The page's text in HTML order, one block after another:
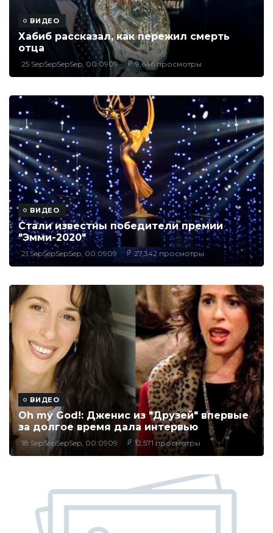
ВИДЕО
Хабиб рассказал, как пережил смерть
отца
25 SepSepSepSep, 00:0909 9,646 просмотры
ВИДЕО
Стали известны победители премии
"Эмми-2020"
21 SepSepSepSep, 00:0909 27,342 просмотры
ВИДЕО
Oh my God!: Дженис из "Друзей" впервые
за долгое время дала интервью
18 SepSepSepSep, 00:0909 12,571 просмотры